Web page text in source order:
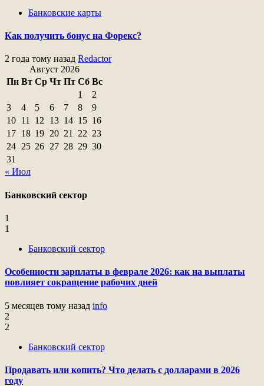
Банковские карты
Как получить бонус на Форекс?
2 года тому назад Redactor
Август 2026
Пн Вт Ср Чт Пт Сб Вс
1
2
3
4 5 6 7 8
9
10 11 12 13 14 15 16
17 18 19 20 21 22 23
24 25 26 27 28 29 30
31
« Июл
Банковский сектор
1
1
Банковский сектор
Особенности зарплаты в феврале 2026: как на выплаты
повлияет сокращение рабочих дней
5 месяцев тому назад info
2
2
Банковский сектор
Продавать или копить? Что делать с долларами в 2026
году